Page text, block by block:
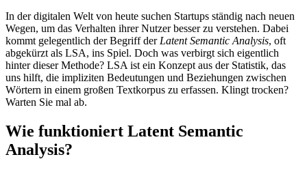
In der digitalen Welt von heute suchen Startups ständig nach neuen
Wegen, um das Verhalten ihrer Nutzer besser zu verstehen. Dabei
kommt gelegentlich der Begriff der Latent Semantic Analysis, oft
abgekürzt als LSA, ins Spiel. Doch was verbirgt sich eigentlich
hinter dieser Methode? LSA ist ein Konzept aus der Statistik, das
uns hilft, die impliziten Bedeutungen und Beziehungen zwischen
Wörtern in einem großen Textkorpus zu erfassen. Klingt trocken?
Warten Sie mal ab.
Wie funktioniert Latent Semantic
Analysis?